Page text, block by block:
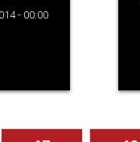
- 00:00